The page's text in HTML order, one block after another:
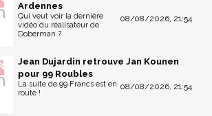
Ardennes
08/08/2026, 21:54
Qui veut voir la dernière
vidéo du réalisateur de
Doberman ?
Jean Dujardin retrouve Jan Kounen
pour 99 Roubles
08/08/2026, 21:54
La suite de 99 Francs est en
route !